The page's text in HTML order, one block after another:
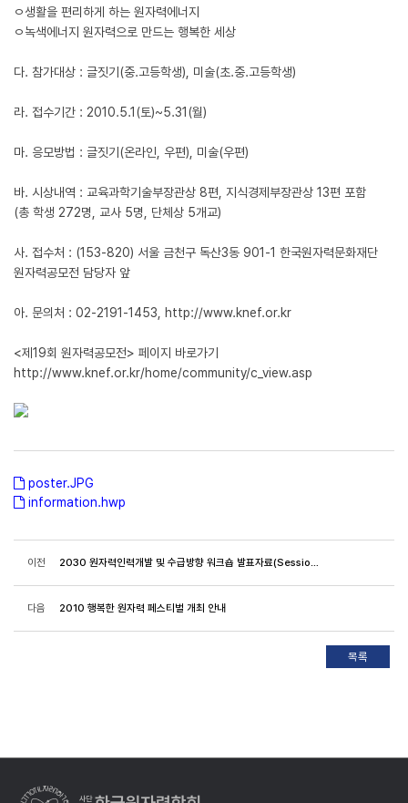
ㅇ생활을 편리하게 하는 원자력에너지
ㅇ녹색에너지 원자력으로 만드는 행복한 세상
다. 참가대상 : 글짓기(중.고등학생), 미술(초.중.고등학생)
라. 접수기간 : 2010.5.1(토)~5.31(월)
마. 응모방법 : 글짓기(온라인, 우편), 미술(우편)
바. 시상내역 : 교육과학기술부장관상 8편, 지식경제부장관상 13편 포함
(총 학생 272명, 교사 5명, 단체상 5개교)
사. 접수처 : (153-820) 서울 금천구 독산3동 901-1 한국원자력문화재단
원자력공모전 담당자 앞
아. 문의처 : 02-2191-1453, http://www.knef.or.kr
<제19회 원자력공모전> 페이지 바로가기
http://www.knef.or.kr/home/community/c_view.asp
poster.JPG
information.hwp
이전 2030 원자력인력개발 및 수급방향 워크숍 발표자료(Session1)
다음 2010 행복한 원자력 페스티벌 개최 안내